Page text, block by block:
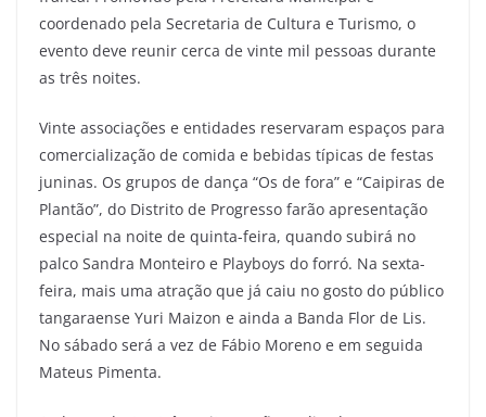
coordenado pela Secretaria de Cultura e Turismo, o
evento deve reunir cerca de vinte mil pessoas durante
as três noites.
Vinte associações e entidades reservaram espaços para
comercialização de comida e bebidas típicas de festas
juninas. Os grupos de dança “Os de fora” e “Caipiras de
Plantão”, do Distrito de Progresso farão apresentação
especial na noite de quinta-feira, quando subirá no
palco Sandra Monteiro e Playboys do forró. Na sexta-
feira, mais uma atração que já caiu no gosto do público
tangaraense Yuri Maizon e ainda a Banda Flor de Lis.
No sábado será a vez de Fábio Moreno e em seguida
Mateus Pimenta.